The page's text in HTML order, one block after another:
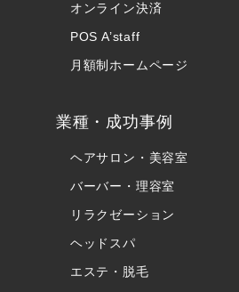
オンライン決済
POS A’staff
月額制ホームページ
業種・成功事例
ヘアサロン・美容室
バーバー・理容室
リラクゼーション
ヘッドスパ
エステ・脱毛